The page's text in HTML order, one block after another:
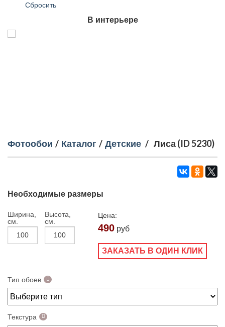
Сбросить
В интерьере
Фотообои / Каталог / Детские / Лиса (ID 5230)
Необходимые размеры
Ширина,
см.
Высота,
см.
Цена:
490 руб
ЗАКАЗАТЬ В ОДИН КЛИК
Тип обоев
Текстура